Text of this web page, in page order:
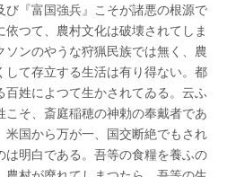
び『富国強兵』こそが諸悪の根源で
つて、農村文化は破壊されてしま
ンのやうな狩猟民族では無く、農
して存立する生活は有り得ない。都
姓によつて生かされてゐる。云ふ
こそ、斎庭稲穂の神勅の奉戴者であ
米国から万が一、国交断絶でもされ
は明白である。吾等の食糧を養ふの